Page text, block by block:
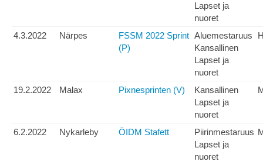
Lapset ja
nuoret
4.3.2022 Närpes
FSSM 2022 Sprint
(P)
Aluemestaruus
Kansallinen
Lapset ja
nuoret
19.2.2022 Malax Pixnesprinten (V)
Kansallinen
Lapset ja
nuoret
6.2.2022 Nykarleby ÖIDM Stafett
Piirinmestaruus
Lapset ja
nuoret